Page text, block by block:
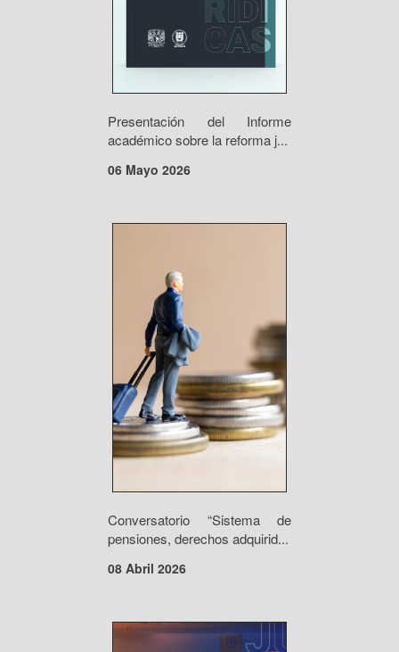
Presentación del Informe
académico sobre la reforma j...
06 Mayo 2026
Conversatorio “Sistema de
pensiones, derechos adquirid...
08 Abril 2026